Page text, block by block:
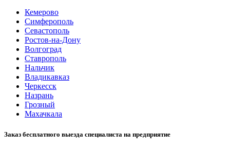
Кемерово
Симферополь
Севастополь
Ростов-на-Дону
Волгоград
Ставрополь
Нальчик
Владикавказ
Черкесск
Назрань
Грозный
Махачкала
Заказ бесплатного выезда специалиста на предприятие